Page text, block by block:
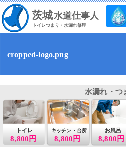
茨城水道仕事人
トイレつまり・水漏れ修理
cropped-logo.png
8,800円
トイレ
8,800円
キッチン・台所 お風呂
8,800円
水漏れ・つ